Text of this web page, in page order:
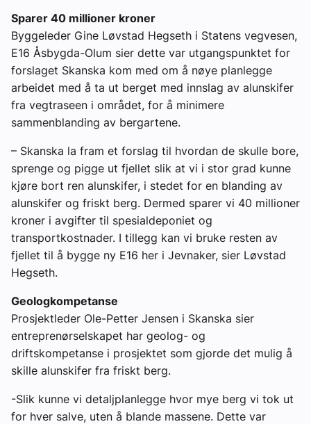
Sparer 40 millioner kroner
Byggeleder Gine Løvstad Hegseth i Statens vegvesen,
E16 Åsbygda-Olum sier dette var utgangspunktet for
forslaget Skanska kom med om å nøye planlegge
arbeidet med å ta ut berget med innslag av alunskifer
fra vegtraseen i området, for å minimere
sammenblanding av bergartene.
– Skanska la fram et forslag til hvordan de skulle bore,
sprenge og pigge ut fjellet slik at vi i stor grad kunne
kjøre bort ren alunskifer, i stedet for en blanding av
alunskifer og friskt berg. Dermed sparer vi 40 millioner
kroner i avgifter til spesialdeponiet og
transportkostnader. I tillegg kan vi bruke resten av
fjellet til å bygge ny E16 her i Jevnaker, sier Løvstad
Hegseth.
Geologkompetanse
Prosjektleder Ole-Petter Jensen i Skanska sier
entreprenørselskapet har geolog- og
driftskompetanse i prosjektet som gjorde det mulig å
skille alunskifer fra friskt berg.
-Slik kunne vi detaljplanlegge hvor mye berg vi tok ut
for hver salve, uten å blande massene. Dette var